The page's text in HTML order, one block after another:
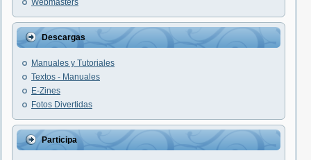
Webmasters
Descargas
Manuales y Tutoriales
Textos - Manuales
E-Zines
Fotos Divertidas
Participa